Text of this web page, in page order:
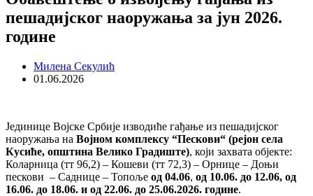
пешадијског наоружања за јун 2026.
године
Милена Секулић
01.06.2026
Јединице Војске Србије изводиће гађање из пешадијског
наоружања на Војном комплексу “Пескови“ (рејон села
Кусиће, општина Велико Градиште), који захвата објекте:
Коларница (тт 96,2) – Кошеви (тт 72,3) – Орнице – Доњи
пескови – Саднице – Топоље од 04.06, од 10.06. до 12.06, од
16.06. до 18.06. и од 22.06. до 25.06.2026. године.